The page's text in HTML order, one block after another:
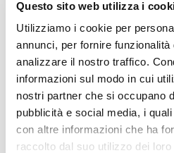
Questo sito web utilizza i
Utilizziamo i cookie per
annunci, per fornire
analizzare il nostro traffico.
informazioni sul modo in cui
nostri partner che si occupano
pubblicità e social media, i
con altre informazioni che ha
raccolto dal suo utilizzo dei
Tecnico
+39 333
Ancona